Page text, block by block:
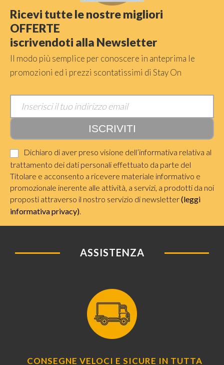
Ricevi tutte le nostre migliori
OFFERTE
iscrivendoti alla Newsletter
Il modo più semplice per conoscere in anteprima le
promozioni ed i prezzi scontatissimi di Stay On
Dichiaro di aver preso visione dell’informativa relativa al
trattamento dei dati personali effettuato da parte del
Titolare e acconsento a ricevere materiale informativo e
promozionale inerente alle attività, a servizi, a prodotti da noi
proposti attraverso il nostro servizio di newsletter(leggi
informativa privacy)
ASSISTENZA
CONSEGNE VELOCI E SICURE IN TUTTA